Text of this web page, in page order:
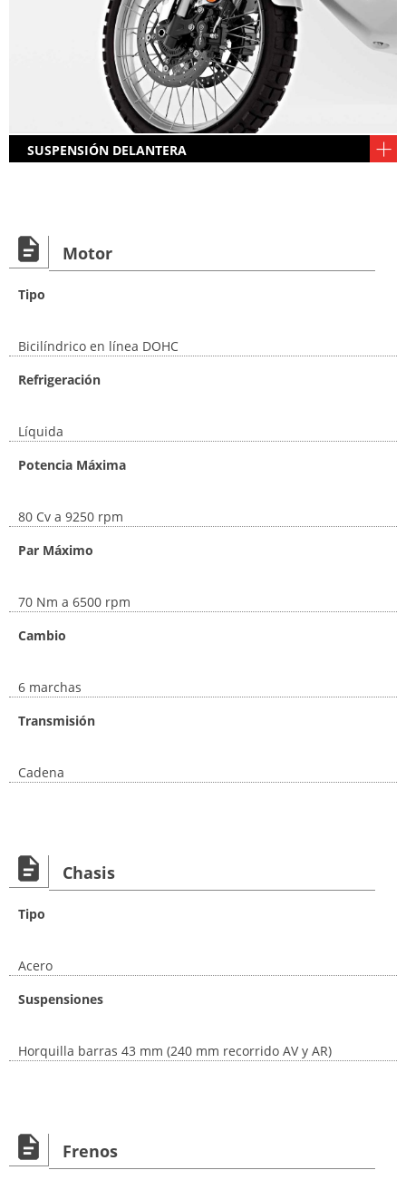
SUSPENSIÓN DELANTERA
clara.Motor
Tipo
Bicilíndrico en línea DOHC
Refrigeración
Líquida
Potencia Máxima
80 Cv a 9250 rpm
Par Máximo
70 Nm a 6500 rpm
Cambio
6 marchas
Transmisión
Cadena
Chasis
Tipo
Acero
Suspensiones
Horquilla barras 43 mm (240 mm recorrido AV y AR)
Frenos